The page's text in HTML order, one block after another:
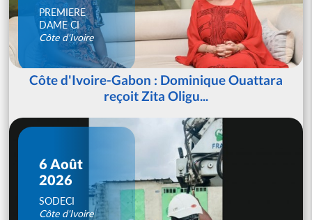
PREMIERE
DAME CI
Côte d'Ivoire
Côte d'Ivoire-Gabon : Dominique Ouattara
reçoit Zita Oligu...
6 Août
2026
SODECI
Côte d'Ivoire